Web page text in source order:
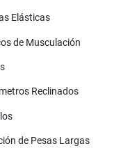
Elásticas
de Musculación
Reclinados
de Pesas Largas